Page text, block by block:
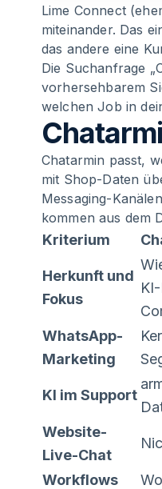
Lime Connect
miteinander. Das
das andere eine
Die Suchanfrage
vorhersehbarem
welchen Job in
Chatarmin passt,
mit Shop-Daten
Messaging-
kommen aus dem
Kriterium
Herkunft und
Fokus
WhatsApp-
Marketing
KI im Support
Website-
Live-Chat
Workflows